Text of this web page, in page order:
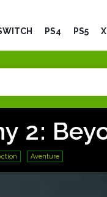
PS4 PS5
2:
Aventure